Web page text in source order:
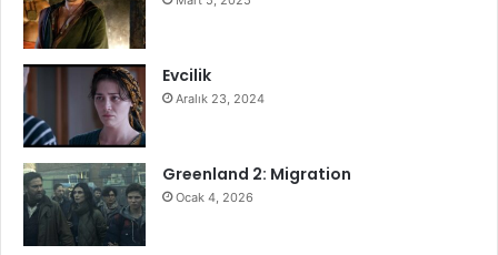
Evcilik
Aralık 23, 2024
Greenland 2: Migration
Ocak 4, 2026